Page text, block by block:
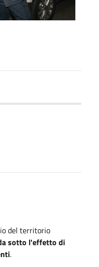
del territorio
sotto l'effetto di
.